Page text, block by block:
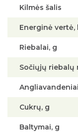
Kilmės šalis
Energinė vertė,
Riebalai, g
Sočiųjų riebalų
Cukrų, g
Baltymai, g